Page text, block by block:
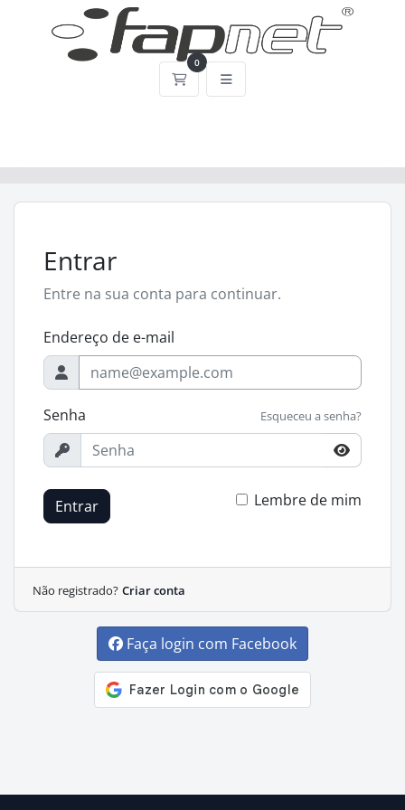
0
Carrinho de Compras
Entrar
Entre na sua conta para continuar.
Endereço de e-mail
Senha Esqueceu a senha?
Entrar Lembre de mim
Não registrado? Criar conta
Faça login com Facebook